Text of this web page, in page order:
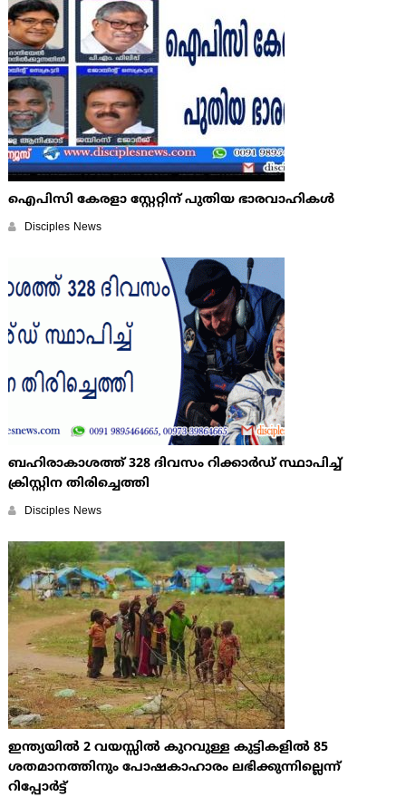
ഐപിസി കേരളാ സ്റ്റേറ്റിന് പുതിയ ഭാരവാഹികള്‍
Disciples News
ബഹിരാകാശത്ത് 328 ദിവസം റിക്കാര്‍ഡ് സ്ഥാപിച്ച്
ക്രിസ്റ്റിന തിരിച്ചെത്തി
Disciples News
ഇന്ത്യയില്‍ 2 വയസ്സില്‍ കുറവുള്ള കുട്ടികളില്‍ 85
ശതമാനത്തിനും പോഷകാഹാരം ലഭിക്കുന്നില്ലെന്ന്
റിപ്പോര്‍ട്ട്